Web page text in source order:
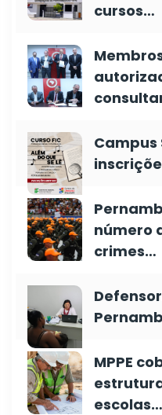
cursos…
Campus
número
crimes…
MPPE
escolas…